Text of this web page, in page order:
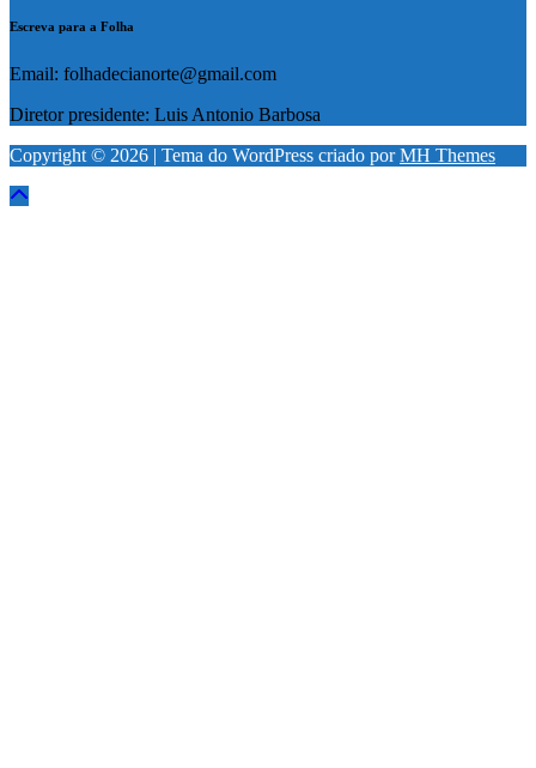
Escreva para a Folha
Email: folhadecianorte@gmail.com
Diretor presidente: Luis Antonio Barbosa
Copyright © 2026 | Tema do WordPress criado porMH Themes